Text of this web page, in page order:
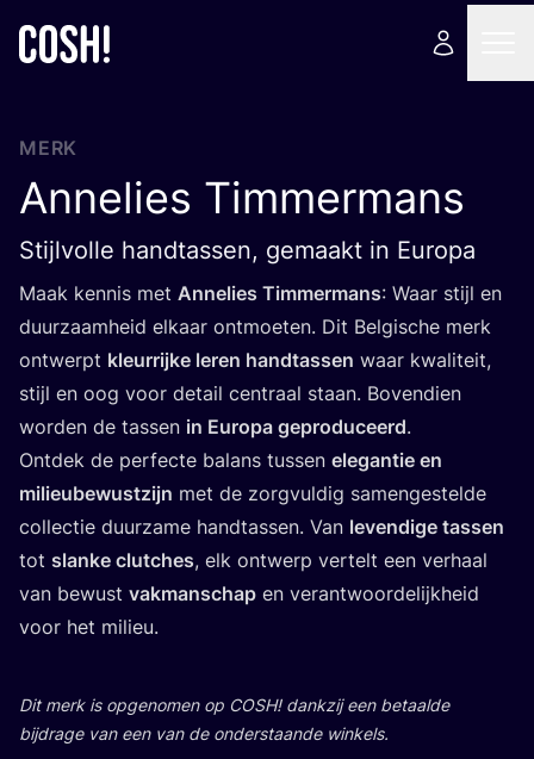
MERK
Annelies Timmermans
Stijlvolle handtassen, gemaakt in Europa
Maak ken­nis met Anne­lies Tim­mer­mans: Waar stijl en
duur­zaam­heid elkaar ont­moe­ten. Dit Bel­gi­sche merk
ont­werpt kleur­rij­ke leren hand­tas­sen waar kwa­li­teit,
stijl en oog voor detail cen­traal staan. Boven­dien
wor­den de tas­sen in Euro­pa gepro­du­ceerd.
Ont­dek de per­fec­te balans tus­sen ele­gan­tie en
mili­eu­be­wust­zijn met de zorg­vul­dig samen­ge­stel­de
col­lec­tie duur­za­me hand­tas­sen. Van leven­di­ge tas­sen
tot slan­ke clut­ches, elk ont­werp ver­telt een ver­haal
van bewust vak­man­schap en ver­ant­woor­de­lijk­heid
voor het milieu.
Dit merk is opge­no­men op COSH! dank­zij een betaal­de
bij­dra­ge van een van de onder­staan­de winkels.